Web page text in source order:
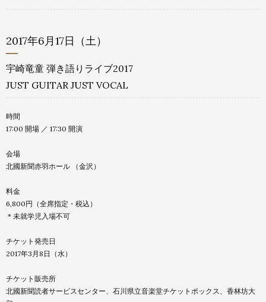
2017年6月17日（土）
宇崎竜童 弾き語りライブ2017
JUST GUITAR JUST VOCAL
時間
17:00 開場 ／ 17:30 開演
会場
北國新聞赤羽ホール （金沢）
料金
6,800円（全席指定・税込）
＊未就学児入場不可
チケット発売日
2017年3月8日（水）
チケット販売所
北國新聞読者サービスセンター、 石川県立音楽堂チケットボックス、香林坊大